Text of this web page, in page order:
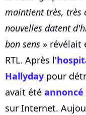
maintient très, très
nouvelles datent
bon sens » révélait
RTL. Après l'
Hallyday pour
avait été
sur Internet.